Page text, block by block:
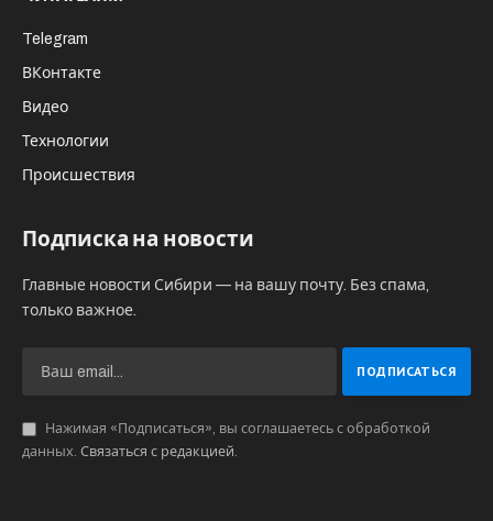
Telegram
ВКонтакте
Видео
Технологии
Происшествия
Подписка на новости
Главные новости Сибири — на вашу почту. Без спама,
только важное.
Нажимая «Подписаться», вы соглашаетесь с обработкой
данных. Связаться с редакцией.